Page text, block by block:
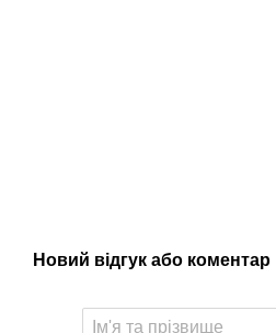
Новий відгук або коментар